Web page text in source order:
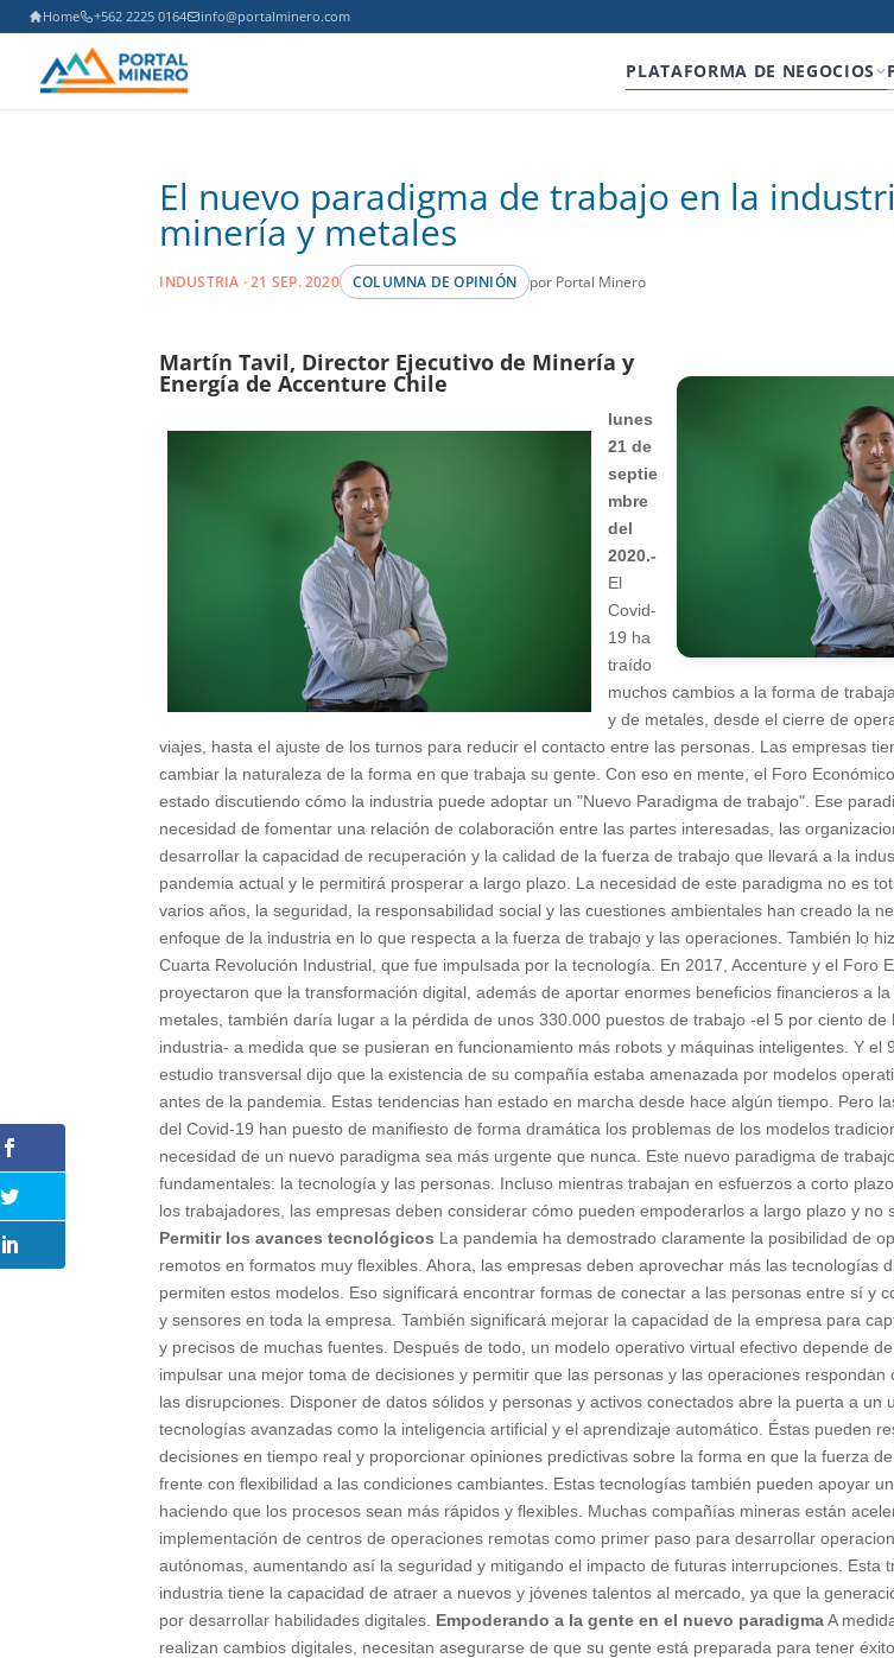
Home +562 2225 0164 info@portalminero.com
PLATAFORMA DE NEGOCIOS
El nuevo paradigma de trabajo en la
minería y metales
INDUSTRIA · 21 SEP. 2020 COLUMNA DE OPINIÓN por Portal Minero
Martín Tavil, Director Ejecutivo de Minería y
Energía de Accenture Chile
lunes
21 de
septie
mbre
del
2020.-
El
Covid-
19 ha
traído
muchos cambios a la forma de
y de metales, desde el cierre de
viajes, hasta el ajuste de los turnos para reducir el contacto entre las personas. Las empresas
cambiar la naturaleza de la forma en que trabaja su gente. Con eso en mente, el Foro
estado discutiendo cómo la industria puede adoptar un "Nuevo Paradigma de trabajo". Ese
necesidad de fomentar una relación de colaboración entre las partes interesadas, las
desarrollar la capacidad de recuperación y la calidad de la fuerza de trabajo que llevará a la
pandemia actual y le permitirá prosperar a largo plazo. La necesidad de este paradigma no es
varios años, la seguridad, la responsabilidad social y las cuestiones ambientales han creado la
enfoque de la industria en lo que respecta a la fuerza de trabajo y las operaciones. También lo
Cuarta Revolución Industrial, que fue impulsada por la tecnología. En 2017, Accenture y el Foro
proyectaron que la transformación digital, además de aportar enormes beneficios financieros a
metales, también daría lugar a la pérdida de unos 330.000 puestos de trabajo -el 5 por ciento de
industria- a medida que se pusieran en funcionamiento más robots y máquinas inteligentes. Y el
estudio transversal dijo que la existencia de su compañía estaba amenazada por modelos
antes de la pandemia. Estas tendencias han estado en marcha desde hace algún tiempo. Pero
del Covid-19 han puesto de manifiesto de forma dramática los problemas de los modelos
necesidad de un nuevo paradigma sea más urgente que nunca. Este nuevo paradigma de
fundamentales: la tecnología y las personas. Incluso mientras trabajan en esfuerzos a corto
los trabajadores, las empresas deben considerar cómo pueden empoderarlos a largo plazo y no
Permitir los avances tecnológicos La pandemia ha demostrado claramente la posibilidad de
remotos en formatos muy flexibles. Ahora, las empresas deben aprovechar más las tecnologías
permiten estos modelos. Eso significará encontrar formas de conectar a las personas entre sí y
y sensores en toda la empresa. También significará mejorar la capacidad de la empresa para
y precisos de muchas fuentes. Después de todo, un modelo operativo virtual efectivo depende
impulsar una mejor toma de decisiones y permitir que las personas y las operaciones respondan
las disrupciones. Disponer de datos sólidos y personas y activos conectados abre la puerta a un
tecnologías avanzadas como la inteligencia artificial y el aprendizaje automático. Éstas pueden
decisiones en tiempo real y proporcionar opiniones predictivas sobre la forma en que la fuerza
frente con flexibilidad a las condiciones cambiantes. Estas tecnologías también pueden apoyar
haciendo que los procesos sean más rápidos y flexibles. Muchas compañías mineras están
implementación de centros de operaciones remotas como primer paso para desarrollar
autónomas, aumentando así la seguridad y mitigando el impacto de futuras interrupciones. Esta
industria tiene la capacidad de atraer a nuevos y jóvenes talentos al mercado, ya que la
por desarrollar habilidades digitales. Empoderando a la gente en el nuevo paradigmaA
realizan cambios digitales, necesitan asegurarse de que su gente está preparada para tener